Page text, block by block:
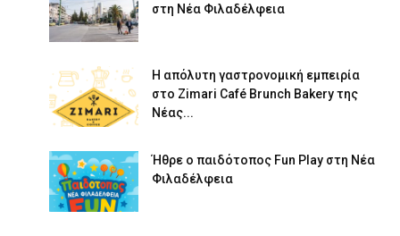
στη Νέα Φιλαδέλφεια
Η απόλυτη γαστρονομική εμπειρία
στο Zimari Café Brunch Bakery της
Νέας...
Ήθρε ο παιδότοπος Fun Play στη Νέα
Φιλαδέλφεια